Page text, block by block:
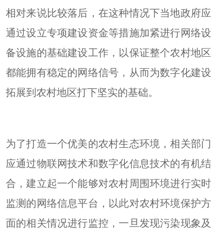
相对来说比较落后，在这种情况下当地政府应
通过设立专项建设资金等措施加紧进行网络设
备设施的基础建设工作，以保证整个农村地区
都能拥有稳定的网络信号，从而为数字化建设
拓展到农村地区打下坚实的基础。
为了打造一个优美的农村生态环境，相关部门
应通过物联网技术和数字化信息技术的有机结
合，建立起一个能够对农村周围环境进行实时
监测的网络信息平台，以此对农村环境保护方
面的相关情况进行监控，一旦发现污染现象及